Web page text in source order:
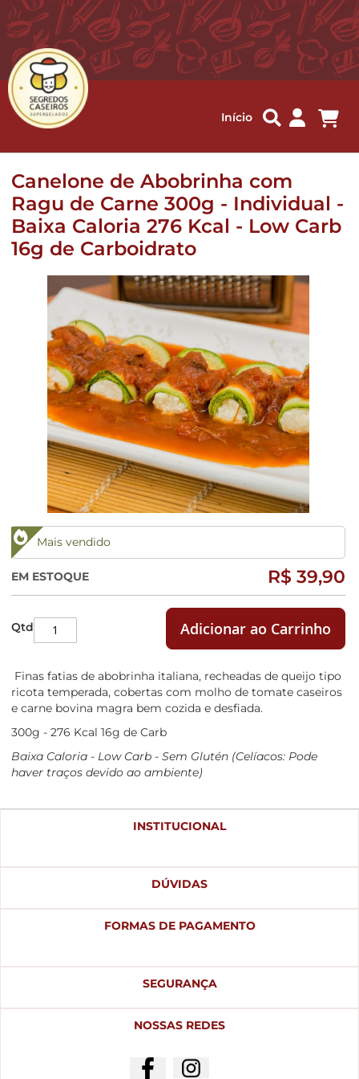
Início
Canelone de Abobrinha com
Ragu de Carne 300g - Individual -
Baixa Caloria 276 Kcal - Low Carb
16g de Carboidrato
R$ 39,90
EM ESTOQUE
Qtd Adicionar ao Carrinho
Finas fatias de abobrinha italiana, recheadas de queijo tipo
ricota temperada, cobertas com molho de tomate caseiros
e carne bovina magra bem cozida e desfiada.
300g - 276 Kcal 16g de Carb
Baixa Caloria - Low Carb - Sem Glutén (Celíacos: Pode
haver traços devido ao ambiente)
Mais vendido
Galeria
imagens
Saltar
para
início
da
Galeria
de
imagens
INSTITUCIONAL
DÚVIDAS
FORMAS DE PAGAMENTO
SEGURANÇA
NOSSAS REDES